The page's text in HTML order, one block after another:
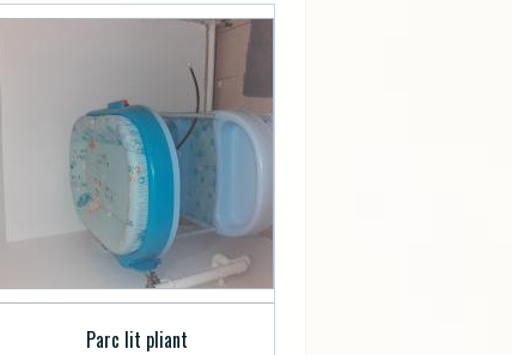
Parc lit pliant